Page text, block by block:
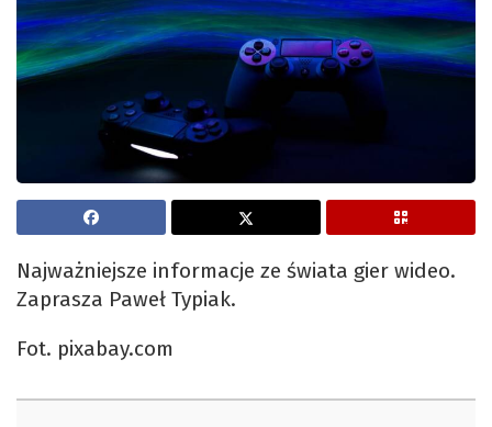
Najważniejsze informacje ze świata gier wideo.
Zaprasza Paweł Typiak.
Fot. pixabay.com